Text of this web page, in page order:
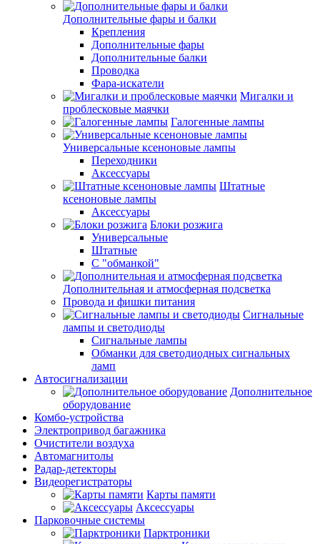
Дополнительные фары и балки
Крепления
Дополнительные фары
Дополнительные балки
Проводка
Фара-искатели
Мигалки и
проблесковые маячки
Галогенные лампы
Универсальные ксеноновые лампы
Переходники
Аксессуары
Штатные
ксеноновые лампы
Аксессуары
Блоки розжига
Универсальные
Штатные
С "обманкой"
Дополнительная и атмосферная подсветка
Провода и фишки питания
Cигнальные
лампы и светодиоды
Сигнальные лампы
Обманки для светодиодных сигнальных
ламп
Автосигнализации
Дополнительное
оборудование
Комбо-устройства
Электропривод багажника
Очистители воздуха
Автомагнитолы
Радар-детекторы
Видеорегистраторы
Карты памяти
Аксессуары
Парковочные системы
Парктроники